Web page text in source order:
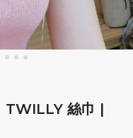
TWILLY 絲巾 |